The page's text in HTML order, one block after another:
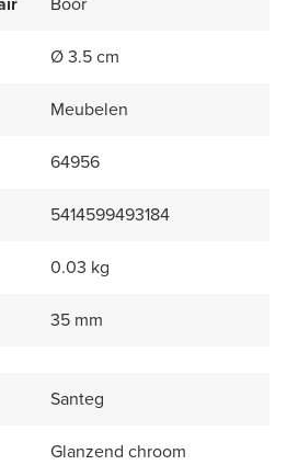
Ø 3.5 cm
Meubelen
64956
5414599493184
0.03 kg
35 mm
Santeg
Glanzend chroom